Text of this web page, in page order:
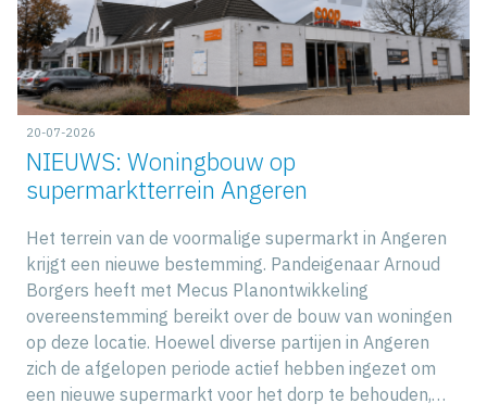
20-07-2026
NIEUWS: Woningbouw op
supermarktterrein Angeren
Het terrein van de voormalige supermarkt in Angeren
krijgt een nieuwe bestemming. Pandeigenaar Arnoud
Borgers heeft met Mecus Planontwikkeling
overeenstemming bereikt over de bouw van woningen
op deze locatie. Hoewel diverse partijen in Angeren
zich de afgelopen periode actief hebben ingezet om
een nieuwe supermarkt voor het dorp te behouden,…